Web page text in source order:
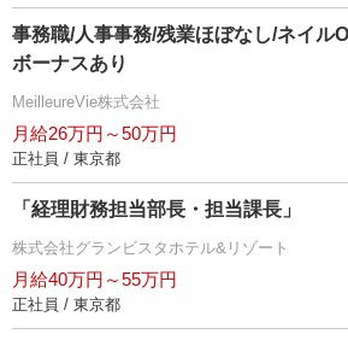
事務職/人事事務/残業ほぼなし/ネイル
ボーナスあり
MeilleureVie株式会社
月給26万円～50万円
正社員 / 東京都
「経理財務担当部長・担当課長」
株式会社グランビスタホテル&リゾート
月給40万円～55万円
正社員 / 東京都